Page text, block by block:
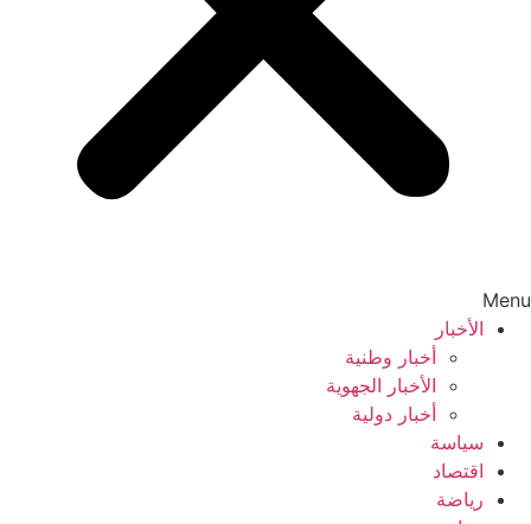
Menu
الأخبار
أخبار وطنية
الأخبار الجهوية
أخبار دولية
سياسة
اقتصاد
رياضة